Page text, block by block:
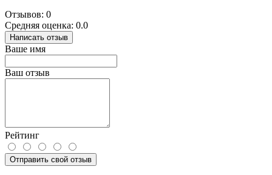
Отзывов: 0
Средняя оценка: 0.0
Написать отзыв
Ваше имя
Ваш отзыв
Рейтинг
Отправить свой отзыв